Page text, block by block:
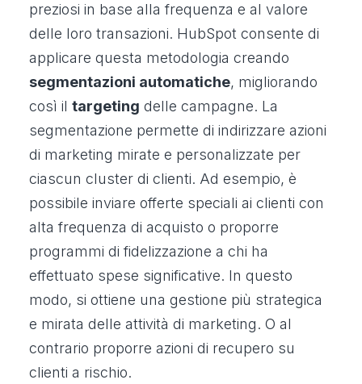
preziosi in base alla frequenza e al valore
delle loro transazioni. HubSpot consente di
applicare questa metodologia creando
segmentazioni automatiche, migliorando
così il targeting delle campagne. La
segmentazione permette di indirizzare azioni
di marketing mirate e personalizzate per
ciascun cluster di clienti. Ad esempio, è
possibile inviare offerte speciali ai clienti con
alta frequenza di acquisto o proporre
programmi di fidelizzazione a chi ha
effettuato spese significative. In questo
modo, si ottiene una gestione più strategica
e mirata delle attività di marketing. O al
contrario proporre azioni di recupero su
clienti a rischio.